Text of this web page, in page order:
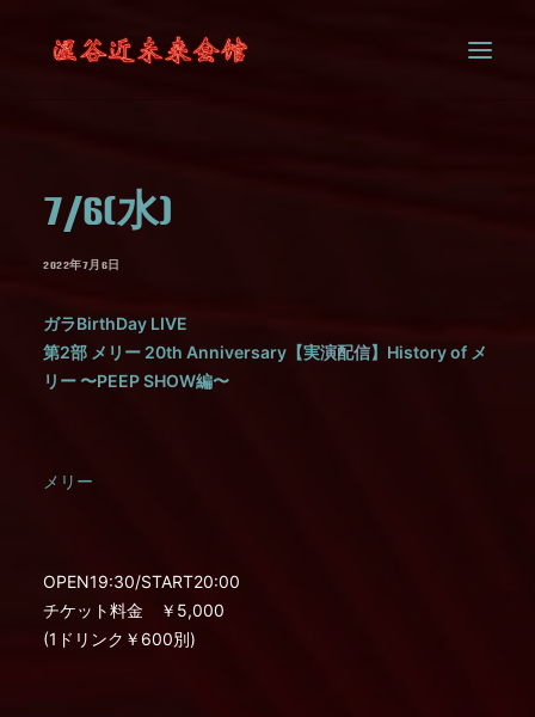
CONTACT7/6(水)
2022年7月6日
ガラBirthDay LIVE
第2部 メリー 20th Anniversary【実演配信】History of メ
リー 〜PEEP SHOW編〜
メリー
OPEN19:30/START20:00
チケット料金 ￥5,000
(1ドリンク￥600別)